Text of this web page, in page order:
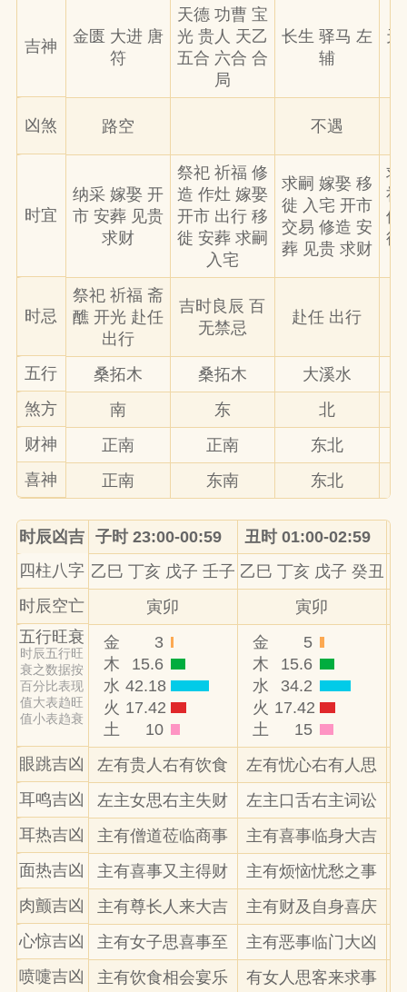
吉神
金匮 大进 唐
符
天德 功曹 宝
光 贵人 天乙
五合 六合 合
局
长生 驿马 左
辅
天
凶煞 路空 不遇
时宜
纳采 嫁娶 开
市 安葬 见贵
求财
祭祀 祈福 修
造 作灶 嫁娶
开市 出行 移
徙 安葬 求嗣
入宅
求嗣 嫁娶 移
徙 入宅 开市
交易 修造 安
葬 见贵 求财
求
祀
修
徙
时忌
祭祀 祈福 斋
醮 开光 赴任
出行
吉时良辰 百
无禁忌
赴任 出行
五行 桑拓木 桑拓木 大溪水
煞方
南 东
北
财神
正南 正南
东北
喜神
正南 东南 东北
时辰凶吉 子时 23:00-00:59 丑时 01:00-02:59
四柱八字 乙巳 丁亥 戊子 壬子 乙巳 丁亥 戊子 癸丑
时辰空亡
寅卯
寅卯
五行旺衰
时辰五行旺
衰之数据按
百分比表现
值大表趋旺
值小表趋衰
金
3
木
15.6
水 42.18
火 17.42
土
10
金
5
木
15.6
水
34.2
火 17.42
土
15
眼跳吉凶
左有贵人右有饮食 左有忧心右有人思
耳鸣吉凶
左主女思右主失财 左主口舌右主词讼
耳热吉凶
主有僧道莅临商事 主有喜事临身大吉
面热吉凶
主有喜事又主得财 主有烦恼忧愁之事
肉颤吉凶
主有尊长人来大吉 主有财及自身喜庆
心惊吉凶
主有女子思喜事至 主有恶事临门大凶
喷嚏吉凶
主有饮食相会宴乐 有女人思客来求事